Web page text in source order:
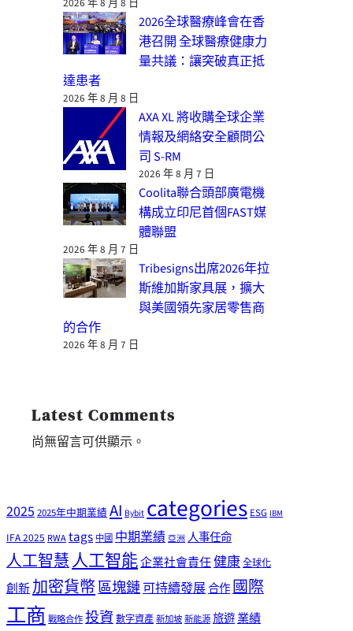
2026 年 8 月 8 日
2026全球醫療峰會在香
港召開 全球醫療健康力
量共議：讓突破真正抵
達患者
2026 年 8 月 8 日
AXA XL 將收購全球企業
情報及網絡安全顧問公
司 S-RM
2026 年 8 月 7 日
Coolita聯合頭部廣電機
構成立印尼首個FAST媒
體聯盟
2026 年 8 月 7 日
Tribesigns出席2026年拉
斯維加斯家具展，擴大
與美國領先家居零售商
的合作
2026 年 8 月 7 日
Latest Comments
尚無留言可供顯示。
2025 2025年中期業績AI Bybitcategories ESG IBM
IFA 2025 RWAtags 中國 中期業績 亞洲 人事任命
人工智慧人工智能企業社會責任健康全球化
創新加密貨幣區塊鏈可持續發展合作國際
工商 戰略合作投資數字資產新加坡新能源旅遊業績